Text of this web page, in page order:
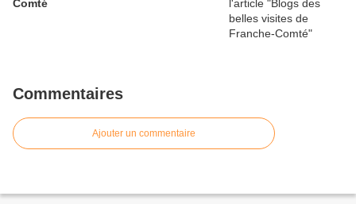
Comté
Commentaires
Ajouter un commentaire